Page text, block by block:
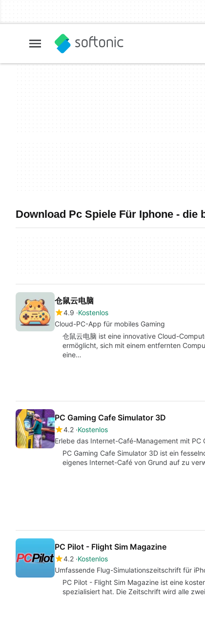
Download Pc Spiele Für Iphone - die
仓鼠云电脑
4.9 Kostenlos
Cloud-PC-App für mobiles Gaming
仓鼠云电脑 ist eine innovative Cloud-
ermöglicht, sich mit einem entfernten
eine…
PC Gaming Cafe Simulator 3D
4.2 Kostenlos
Erlebe das Internet-Café-Management mit PC
PC Gaming Cafe Simulator 3D ist ein
eigenes Internet-Café von Grund auf zu
PC Pilot - Flight Sim Magazine
4.2 Kostenlos
Umfassende Flug-Simulationszeitschrift für
PC Pilot - Flight Sim Magazine ist eine
spezialisiert hat. Die Zeitschrift wird alle